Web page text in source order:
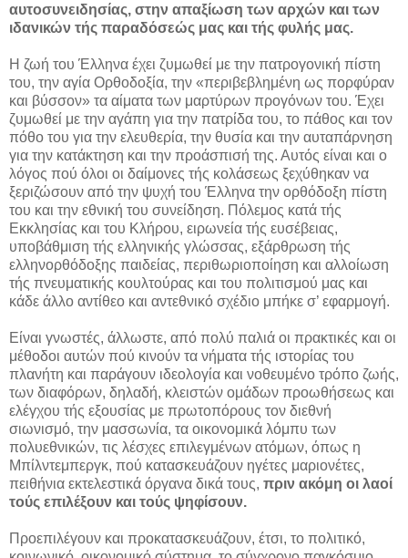
αυτοσυνειδησίας, στην απαξίωση των αρχών και των
ιδανικών τής παραδόσεώς μας και τής φυλής μας.
Η ζωή του Έλληνα έχει ζυμωθεί με την πατρογονική πίστη
του, την αγία Ορθοδοξία, την «περιβεβλημένη ως πορφύραν
και βύσσον» τα αίματα των μαρτύρων προγόνων του. Έχει
ζυμωθεί με την αγάπη για την πατρίδα του, το πάθος και τον
πόθο του για την ελευθερία, την θυσία και την αυταπάρνηση
για την κατάκτηση και την προάσπισή της. Αυτός είναι και ο
λόγος πού όλοι οι δαίμονες τής κολάσεως ξεχύθηκαν να
ξεριζώσουν από την ψυχή του Έλληνα την ορθόδοξη πίστη
του και την εθνική του συνείδηση. Πόλεμος κατά τής
Εκκλησίας και του Κλήρου, ειρωνεία τής ευσέβειας,
υποβάθμιση τής ελληνικής γλώσσας, εξάρθρωση τής
ελληνορθόδοξης παιδείας, περιθωριοποίηση και αλλοίωση
τής πνευματικής κουλτούρας και του πολιτισμού μας και
κάδε άλλο αντίθεο και αντεθνικό σχέδιο μπήκε σ’ εφαρμογή.
Είναι γνωστές, άλλωστε, από πολύ παλιά οι πρακτικές και οι
μέθοδοι αυτών πού κινούν τα νήματα τής ιστορίας του
πλανήτη και παράγουν ιδεολογία και νοθευμένο τρόπο ζωής,
των διαφόρων, δηλαδή, κλειστών ομάδων προωθήσεως και
ελέγχου τής εξουσίας με πρωτοπόρους τον διεθνή
σιωνισμό, την μασσωνία, τα οικονομικά λόμπυ των
πολυεθνικών, τις λέσχες επιλεγμένων ατόμων, όπως η
Μπίλντεμπεργκ, πού κατασκευάζουν ηγέτες μαριονέτες,
πειθήνια εκτελεστικά όργανα δικά τους, πριν ακόμη οι λαοί
τούς επιλέξουν και τούς ψηφίσουν.
Προεπιλέγουν και προκατασκευάζουν, έτσι, το πολιτικό,